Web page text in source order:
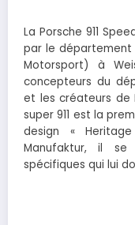
La Porsche 911
par le département
Motorsport) à
concepteurs du
et les créateurs de
super 911 est la
design «
Manufaktur, il se
spécifiques qui lui